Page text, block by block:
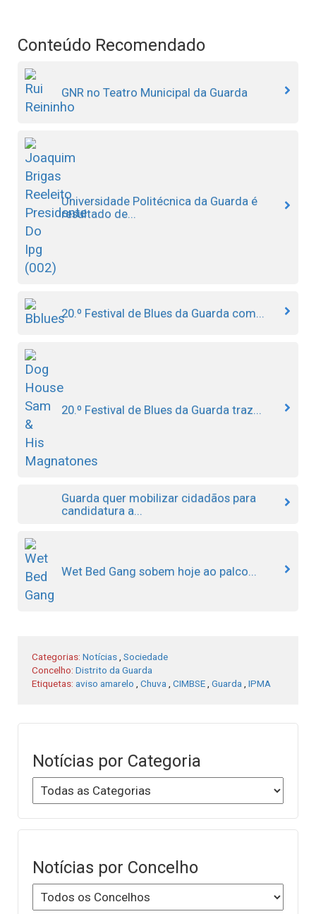
Conteúdo Recomendado
GNR no Teatro Municipal da Guarda
Universidade Politécnica da Guarda é
resultado de...
20.º Festival de Blues da Guarda com...
20.º Festival de Blues da Guarda traz...
Guarda quer mobilizar cidadãos para
candidatura a...
Wet Bed Gang sobem hoje ao palco...
Categorias: Notícias Sociedade
Concelho: Distrito da Guarda
Etiquetas: aviso amarelo Chuva CIMBSE Guarda IPMA
Notícias por Categoria
Notícias por Concelho